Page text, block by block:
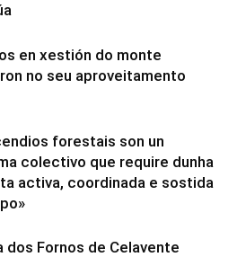
en xestión do monte
no seu aproveitamento
forestais son un
colectivo que require dunha
activa, coordinada e sostida
dos Fornos de Celavente